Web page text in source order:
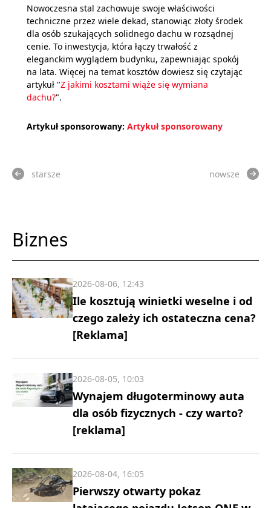
Nowoczesna stal zachowuje swoje właściwości
techniczne przez wiele dekad, stanowiąc złoty środek
dla osób szukających solidnego dachu w rozsądnej
cenie. To inwestycja, która łączy trwałość z
eleganckim wyglądem budynku, zapewniając spokój
na lata. Więcej na temat kosztów dowiesz się czytając
artykuł "Z jakimi kosztami wiąże się wymiana
dachu?".
Artykuł sponsorowany: Artykuł sponsorowany
starsze nowsze
Biznes
Ile kosztują winietki weselne i od
czego zależy ich ostateczna cena?
[Reklama]
2026-08-06, 12:43
Wynajem długoterminowy auta
dla osób fizycznych - czy warto?
[reklama]
2026-08-05, 10:03
Pierwszy otwarty pokaz
2026-08-04, 16:05